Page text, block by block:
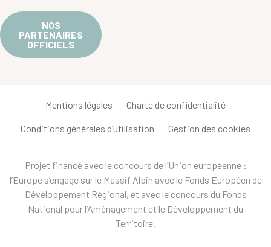
NOS
PARTENAIRES
OFFICIELS
Mentions légales Charte de confidentialité
Conditions générales d’utilisation Gestion des cookies
Projet financé avec le concours de l’Union européenne :
l’Europe s’engage sur le Massif Alpin avec le Fonds Européen de
Développement Régional, et avec le concours du Fonds
National pour l’Aménagement et le Développement du
Territoire.